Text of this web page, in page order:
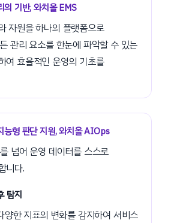
의 기반, 와치올 EMS
자원을 하나의 플랫폼으로
관리 요소를 한눈에 파악할 수 있는
여 효율적인 운영의 기초를
능형 판단 지원, 와치올 AIOps
넘어 운영 데이터를 스스로
니다.
탐지
양한 지표의 변화를 감지하여 서비스